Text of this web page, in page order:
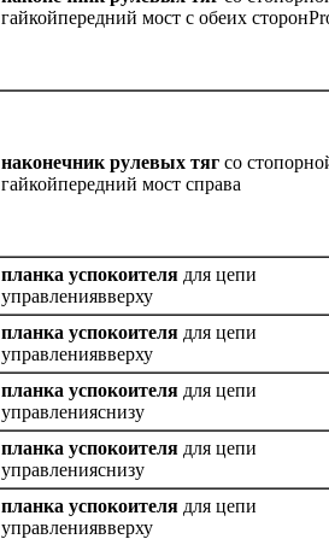
гайкойпередний мост с обеих
наконечник рулевых тяг со
гайкойпередний мост справа
планка успокоителя для цепи
управлениявверху
планка успокоителя для цепи
управлениявверху
планка успокоителя для цепи
управленияснизу
планка успокоителя для цепи
управленияснизу
планка успокоителя для цепи
управлениявверху